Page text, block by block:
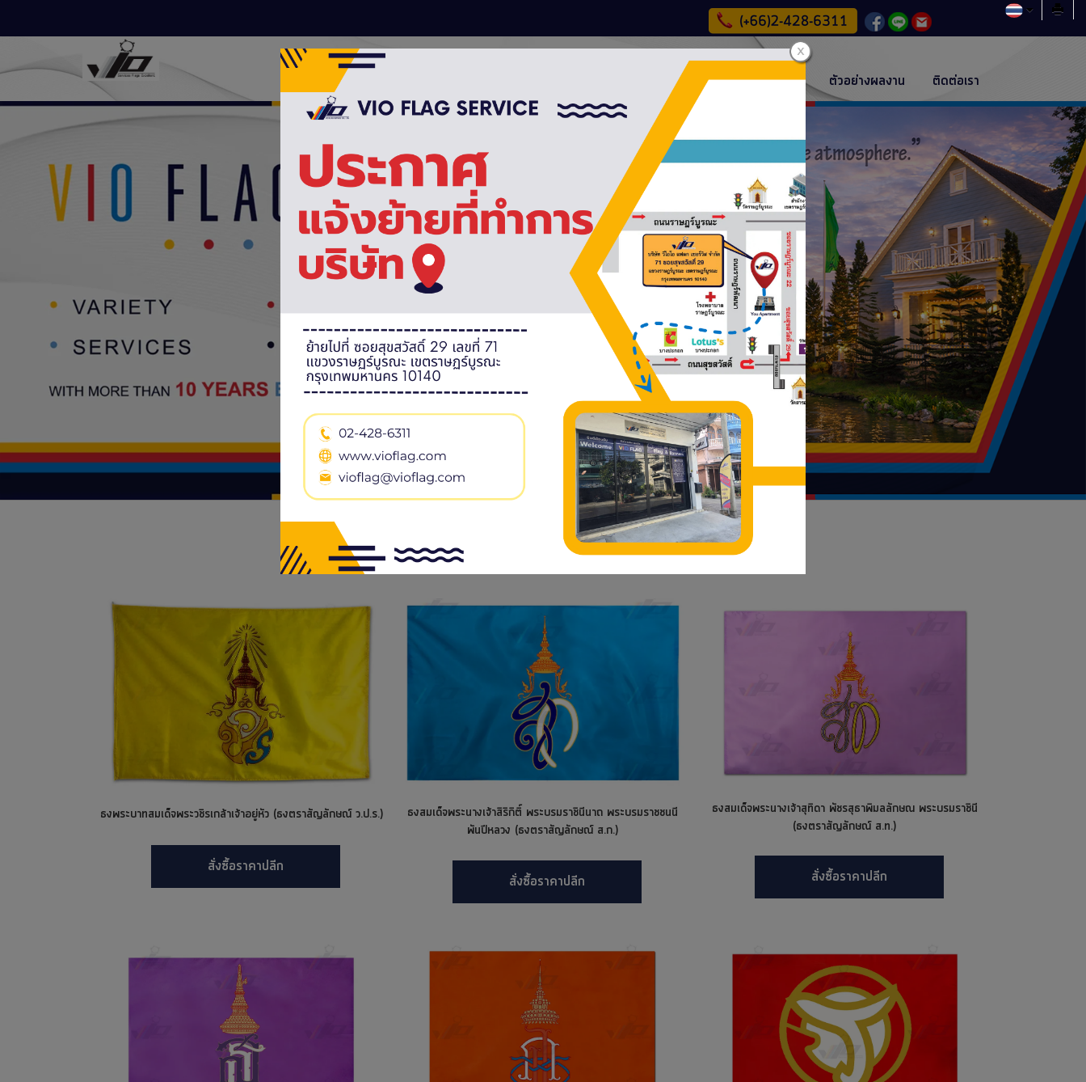
วิธีการสั่งซื้อ ช่องทางการจัดส่ง วิธีการชำระเงิน ตัวอย่างผลงาน ติดต่อเรา
ธงสัญลักษณ์ประจำพระองค์
ธงพระบาทสมเด็จพระวชิรเกล้าเจ้าอยู่หัว (ธงตราสัญลักษณ์ ว.ป.ร.)
สั่งซื้อราคาปลีก
ธงสมเด็จพระนางเจ้าสิริกิติ์ พระบรมราชินีนาถ พระบรมราชชนนี
พันปีหลวง (ธงตราสัญลักษณ์ ส.ก.)
สั่งซื้อราคาปลีก
ธงสมเด็จพระนางเจ้าสุทิดา พัชรสุธาพิมลลักษณ พระบรมราชินี
(ธงตราสัญลักษณ์ ส.ท.)
สั่งซื้อราคาปลีก